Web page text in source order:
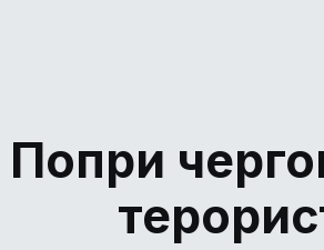
Попри